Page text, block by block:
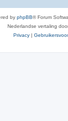
by phpBB® Forum
Nederlandse vertaling
Privacy |